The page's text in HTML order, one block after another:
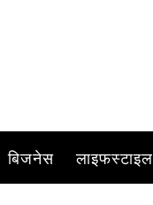
बिजनेस लाइफस्टाइल